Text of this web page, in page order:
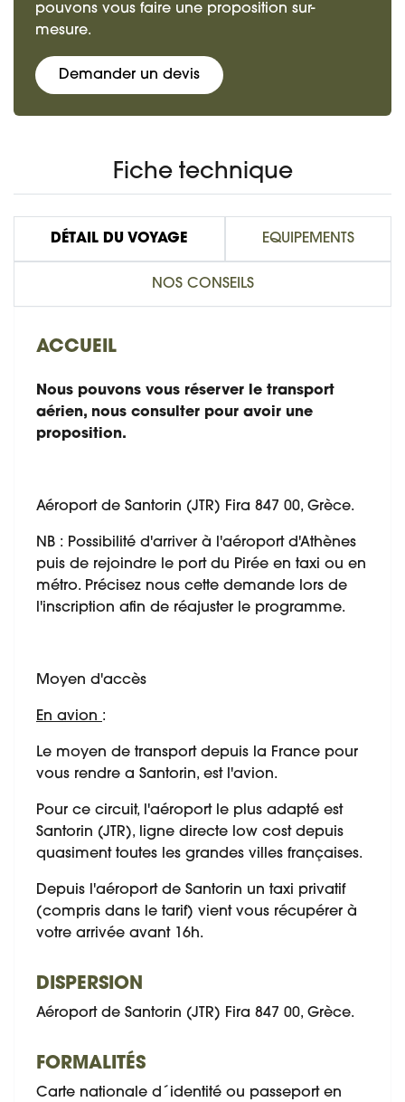
pouvons vous faire une proposition sur-
mesure.
Demander un devis
Fiche technique
DÉTAIL DU VOYAGE EQUIPEMENTS
NOS CONSEILS
ACCUEIL
Nous pouvons vous réserver le transport
aérien, nous consulter pour avoir une
proposition.
Aéroport de Santorin (JTR) Fira 847 00, Grèce.
NB : Possibilité d'arriver à l'aéroport d'Athènes
puis de rejoindre le port du Pirée en taxi ou en
métro. Précisez nous cette demande lors de
l'inscription afin de réajuster le programme.
Moyen d'accès
En avion :
Le moyen de transport depuis la France pour
vous rendre a Santorin, est l'avion.
Pour ce circuit, l'aéroport le plus adapté est
Santorin (JTR), ligne directe low cost depuis
quasiment toutes les grandes villes françaises.
Depuis l'aéroport de Santorin un taxi privatif
(compris dans le tarif) vient vous récupérer à
votre arrivée avant 16h.
DISPERSION
Aéroport de Santorin (JTR) Fira 847 00, Grèce.
FORMALITÉS
Carte nationale d´identité ou passeport en